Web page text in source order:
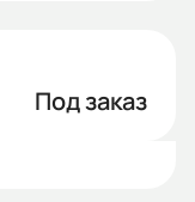
Под заказ